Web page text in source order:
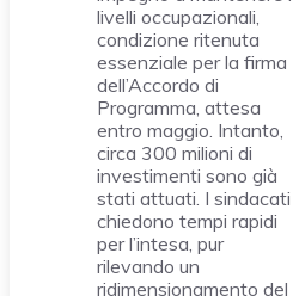
livelli occupazionali,
condizione ritenuta
essenziale per la firma
dell’Accordo di
Programma, attesa
entro maggio. Intanto,
circa 300 milioni di
investimenti sono già
stati attuati. I sindacati
chiedono tempi rapidi
per l’intesa, pur
rilevando un
ridimensionamento del